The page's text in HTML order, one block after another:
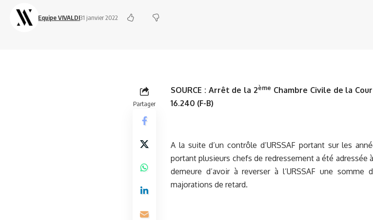
Equipe VIVALDI31 janvier 2022
Partager
SOURCE : Arrêt de la 2ème Chambre Civile de la
16.240 (F-B)
A la suite d’un contrôle d’URSSAF portant sur les
portant plusieurs chefs de redressement a été adressée
demeure d’avoir à reverser à l’URSSAF une
majorations de retard.